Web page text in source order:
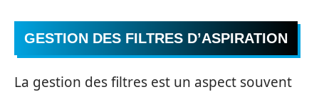
GESTION DES FILTRES D’ASPIRATION
La gestion des filtres est un aspect souvent